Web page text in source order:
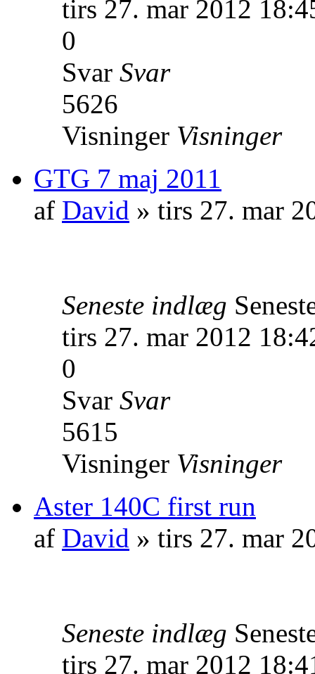
tirs 27. mar 2012
0
Svar Svar
5626
Visninger Visninger
GTG 7 maj 2011
af David » tirs 27. mar
Seneste indlæg
tirs 27. mar 2012
0
Svar Svar
5615
Visninger Visninger
Aster 140C first run
af David » tirs 27. mar
Seneste indlæg
tirs 27. mar 2012